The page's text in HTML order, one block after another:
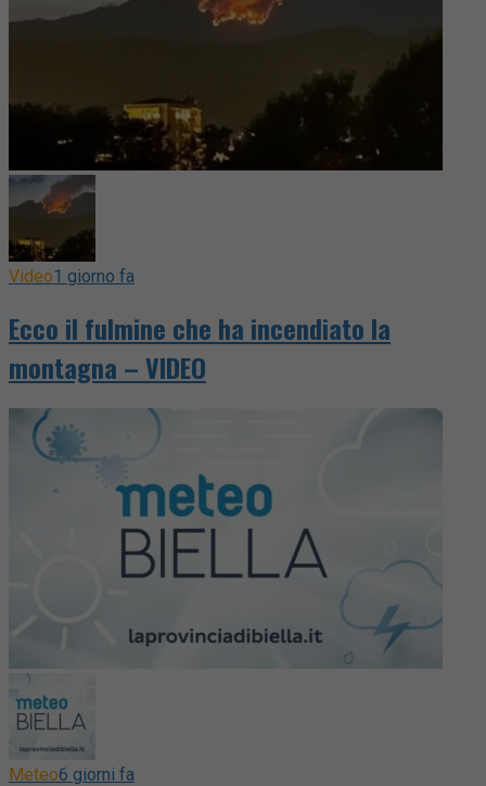
Video1 giorno fa
Ecco il fulmine che ha incendiato la
montagna – VIDEO
Meteo6 giorni fa